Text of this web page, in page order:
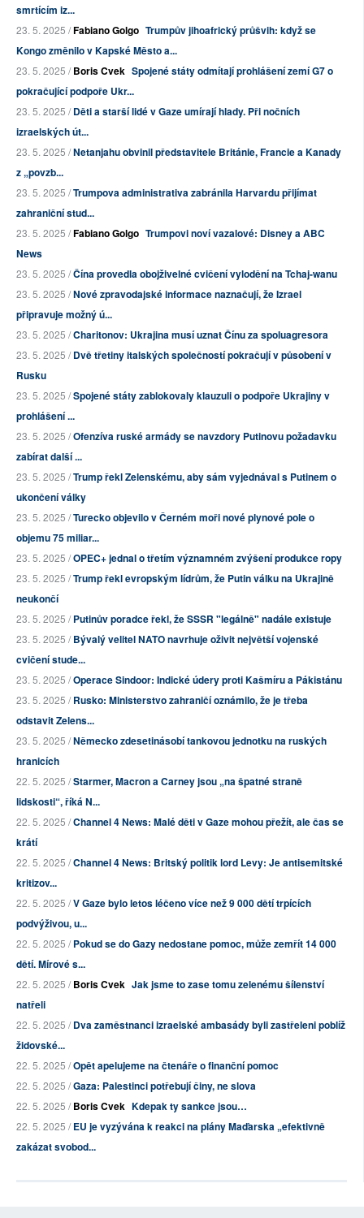
smrtícím iz...
23. 5. 2025 /Fabiano Golgo Trumpův jihoafrický průšvih: když se
Kongo změnilo v Kapské Město a...
23. 5. 2025 /Boris Cvek Spojené státy odmítají prohlášení zemí G7 o
pokračující podpoře Ukr...
23. 5. 2025 /Děti a starší lidé v Gaze umírají hlady. Při nočních
izraelských út...
23. 5. 2025 /Netanjahu obvinil představitele Británie, Francie a Kanady
z „povzb...
23. 5. 2025 /Trumpova administrativa zabránila Harvardu přijímat
zahraniční stud...
23. 5. 2025 /Fabiano Golgo Trumpovi noví vazalové: Disney a ABC
News
23. 5. 2025 /Čína provedla obojživelné cvičení vylodění na Tchaj-wanu
23. 5. 2025 /Nové zpravodajské informace naznačují, že Izrael
připravuje možný ú...
23. 5. 2025 /Charitonov: Ukrajina musí uznat Čínu za spoluagresora
23. 5. 2025 /Dvě třetiny italských společností pokračují v působení v
Rusku
23. 5. 2025 /Spojené státy zablokovaly klauzuli o podpoře Ukrajiny v
prohlášení ...
23. 5. 2025 /Ofenzíva ruské armády se navzdory Putinovu požadavku
zabírat další ...
23. 5. 2025 /Trump řekl Zelenskému, aby sám vyjednával s Putinem o
ukončení války
23. 5. 2025 /Turecko objevilo v Černém moři nové plynové pole o
objemu 75 miliar...
23. 5. 2025 /OPEC+ jednal o třetím významném zvýšení produkce ropy
23. 5. 2025 /Trump řekl evropským lídrům, že Putin válku na Ukrajině
neukončí
23. 5. 2025 /Putinův poradce řekl, že SSSR "legálně" nadále existuje
23. 5. 2025 /Bývalý velitel NATO navrhuje oživit největší vojenské
cvičení stude...
23. 5. 2025 /Operace Sindoor: Indické údery proti Kašmíru a Pákistánu
23. 5. 2025 /Rusko: Ministerstvo zahraničí oznámilo, že je třeba
odstavit Zelens...
23. 5. 2025 /Německo zdesetinásobí tankovou jednotku na ruských
hranicích
22. 5. 2025 /Starmer, Macron a Carney jsou „na špatné straně
lidskosti“, říká N...
22. 5. 2025 /Channel 4 News: Malé děti v Gaze mohou přežít, ale čas se
krátí
22. 5. 2025 /Channel 4 News: Britský politik lord Levy: Je antisemitské
kritizov...
22. 5. 2025 /V Gaze bylo letos léčeno více než 9 000 dětí trpících
podvýživou, u...
22. 5. 2025 /Pokud se do Gazy nedostane pomoc, může zemřít 14 000
dětí. Mírové s...
22. 5. 2025 /Boris Cvek Jak jsme to zase tomu zelenému šílenství
natřeli
22. 5. 2025 /Dva zaměstnanci izraelské ambasády byli zastřeleni poblíž
židovské...
22. 5. 2025 /Opět apelujeme na čtenáře o finanční pomoc
22. 5. 2025 /Gaza: Palestinci potřebují činy, ne slova
22. 5. 2025 /Boris Cvek Kdepak ty sankce jsou…
22. 5. 2025 /EU je vyzývána k reakci na plány Maďarska „efektivně
zakázat svobod...